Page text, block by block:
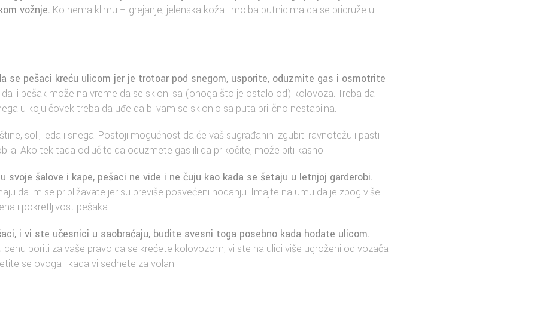
vožnje. Ko nema klimu – grejanje, jelenska koža i molba putnicima da se pridruže u
se pešaci kreću ulicom jer je trotoar pod snegom, usporite, oduzmite gas i osmotrite
li pešak može na vreme da se skloni sa (onoga što je ostalo od) kolovoza. Treba da
u koju čovek treba da uđe da bi vam se sklonio sa puta prilično nestabilna.
soli, leda i snega. Postoji mogućnost da će vaš sugrađanin izgubiti ravnotežu i pasti
Ako tek tada odlučite da oduzmete gas ili da prikočite, može biti kasno.
svoje šalove i kape, pešaci ne vide i ne čuju kao kada se šetaju u letnjoj garderobi.
da im se približavate jer su previše posvećeni hodanju. Imajte na umu da je zbog više
i pokretljivost pešaka.
i vi ste učesnici u saobraćaju, budite svesni toga posebno kada hodate ulicom.
boriti za vaše pravo da se krećete kolovozom, vi ste na ulici više ugroženi od vozača
se ovoga i kada vi sednete za volan.